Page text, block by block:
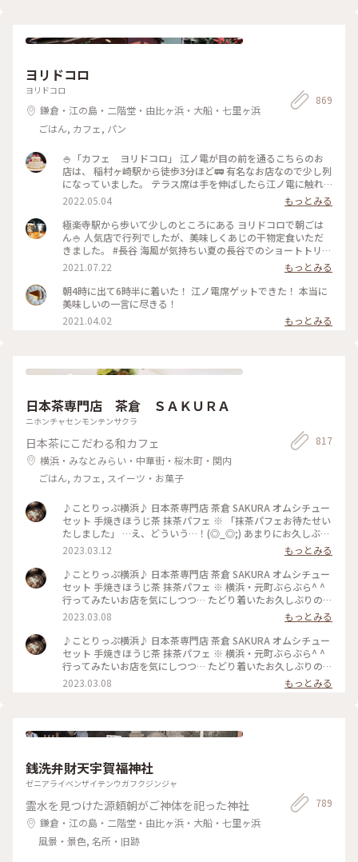
ヨリドコロ
ヨリドコロ
鎌倉・江の島・二階堂・由比ヶ浜・大船・七里ヶ浜
ごはん, カフェ, パン
869
🍚「カフェ ヨリドコロ」 江ノ電が目の前を通るこちらのお
店は、 稲村ヶ崎駅から徒歩3分ほど🚃 有名なお店なので少し列
になっていました。 テラス席は手を伸ばしたら江ノ電に触れ
そうなくらい近い..! ・ ご飯はしらす丼と卵かけご飯を注文。
卵かけご飯は自力で泡立てる方式。 体に良さそうなメニュー
でホッと一息、、 と思ったら、江ノ電が通過するのでずっと
アトラクション気分で楽しめました♪ #春風さんぽ #ヒーリン
グ旅 #Myことりっぷ #鎌倉 #鎌倉カフェ #江ノ電
2022.05.04
もっとみる
極楽寺駅から歩いて少しのところにある ヨリドコロで朝ごは
ん🍚 人気店で行列でしたが、美味しくあじの干物定食いただ
きました。 #長谷 海風が気持ちい夏の長谷でのショートトリッ
プにて🌊☀️ #鎌倉#長谷#極楽寺#ヨリドコロ#朝ごはん
2021.07.22
もっとみる
朝4時に出て6時半に着いた！ 江ノ電席ゲットできた！ 本当に
美味しいの一言に尽きる！
2021.04.02
もっとみる
日本茶専門店 茶倉 ＳＡＫＵＲＡ
ニホンチャセンモンテンサクラ
日本茶にこだわる和カフェ
横浜・みなとみらい・中華街・桜木町・関内
ごはん, カフェ, スイーツ・お菓子
817
♪ことりっぷ横浜♪ 日本茶専門店 茶倉 SAKURA オムシチュー
セット 手焼きほうじ茶 抹茶パフェ ※ 「抹茶パフェお待たせい
たしました」 …え、どういう…！(◎_◎;) あまりにお久しぶり
で 抹茶パフェが リニューアルしていることも知らず 衝撃
的〜！！ なんと雲…いや、わたあめがモリッと 爆発的に？！
のってます(*^o^*) とりあえず写真、写真（笑） あまりの動揺
にわたあめを食べながら 落としたり(^^;; でもわたあめの中か
らは 私の知ってるおいしい抹茶パフェ☆ 抹茶づくしのおいし
いパフェでした！ そしてそして 満腹になりすぎました…
(o^^o) 楽しいランチタイムでした〜☆ #私のことりっぷ旅
#Myことりっぷ #パフェ #抹茶 #日本茶 #ランチ #カフェ ##元
町 #横浜
2023.03.12
もっとみる
♪ことりっぷ横浜♪ 日本茶専門店 茶倉 SAKURA オムシチュー
セット 手焼きほうじ茶 抹茶パフェ ※ 横浜・元町ぶらぶら^ ^
行ってみたいお店を気にしつつ… たどり着いたお久しぶりの
「日本茶専門店 茶倉 SAKURA」 ランチメニューの オムシチュ
ーセットを いただきました☆ 登場したのは オムライスに 豆乳
のシチューをたっぷりかけた ボリューム満点の一品☆ オムラ
イスのご飯は ほうじ茶で炊いた香ばしご飯☆ 豆乳シチューと
たまごが一体に とろり〜☆ ん〜おいしっ(o^^o) ※ そして次に
ランチには 人気の抹茶パフェを追加できたので またまたお久
しぶりの 茶倉の抹茶パフェ登場です〜(^O^) #私のことりっぷ
2023.03.08
もっとみる
♪ことりっぷ横浜♪ 日本茶専門店 茶倉 SAKURA オムシチュー
セット 手焼きほうじ茶 抹茶パフェ ※ 横浜・元町ぶらぶら^ ^
行ってみたいお店を気にしつつ… たどり着いたお久しぶりの
「日本茶専門店 茶倉 SAKURA」 ランチメニューの オムシチュ
ーセットを いただきました☆ 登場したのは オムライスに 豆乳
たまごが一体に とろり〜☆ ん〜おいしっ(o^^o) ※ そして次に
旅 #Myことりっぷ #オムシチュー #オムライス #シチュー #日
2023.03.08 もっとみる
銭洗弁財天宇賀福神社
ゼニアライベンザイテンウガフクジンジャ
霊水を見つけた源頼朝がご神体を祀った神社
鎌倉・江の島・二階堂・由比ヶ浜・大船・七里ヶ浜
風景・景色, 名所・旧跡
789